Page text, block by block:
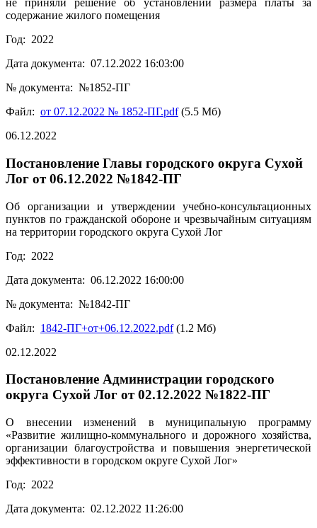
не приняли решение об установлении размера платы за
содержание жилого помещения
Год: 2022
Дата документа: 07.12.2022 16:03:00
№ документа: №1852-ПГ
Файл: от 07.12.2022 № 1852-ПГ.pdf(5.5 Мб)
06.12.2022
Постановление Главы городского округа Сухой
Лог от 06.12.2022 №1842-ПГ
Об организации и утверждении учебно-консультационных
пунктов по гражданской обороне и чрезвычайным ситуациям
на территории городского округа Сухой Лог
Год: 2022
Дата документа: 06.12.2022 16:00:00
№ документа: №1842-ПГ
Файл: 1842-ПГ+от+06.12.2022.pdf(1.2 Мб)
02.12.2022
Постановление Администрации городского
округа Сухой Лог от 02.12.2022 №1822-ПГ
О внесении изменений в муниципальную программу
«Развитие жилищно-коммунального и дорожного хозяйства,
организации благоустройства и повышения энергетической
эффективности в городском округе Сухой Лог»
Год: 2022
Дата документа: 02.12.2022 11:26:00